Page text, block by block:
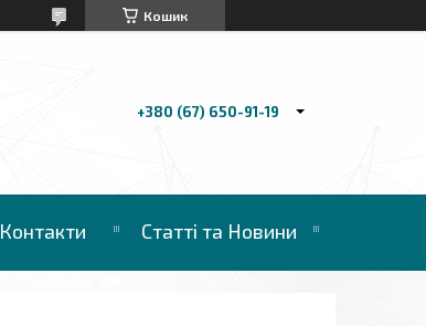
Кошик
+380 (67) 650-91-19
Контакти Статті та Новини